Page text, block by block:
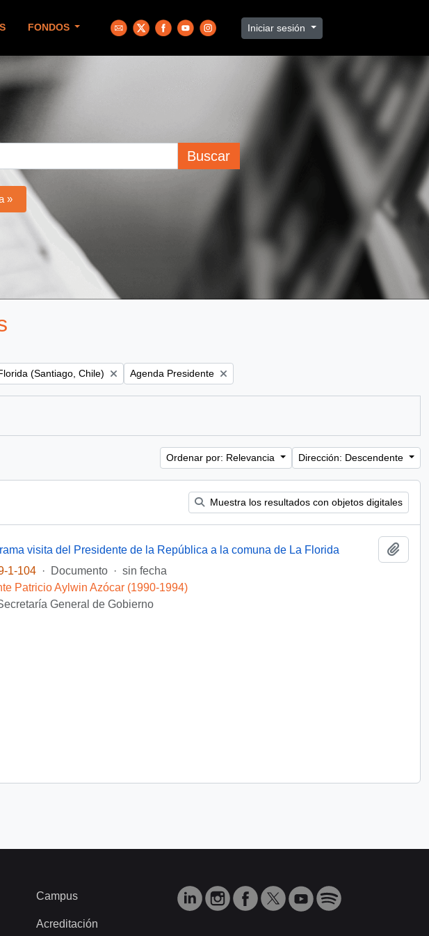
FONDOS Iniciar sesión
Buscar
»
filter:
(Santiago, Chile) Remove filter:
Agenda Presidente
Ordenar por: Relevancia Dirección: Descendente
Muestra los resultados con objetos digitales
visita del Presidente de la República a la comuna de La Florida
1-104
· Documento · sin fecha
Patricio Aylwin Azócar (1990-1994)
General de Gobierno
Campus
Acreditación